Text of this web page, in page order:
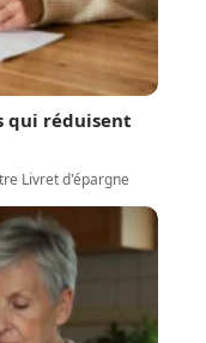
qui réduisent
Livret d'épargne